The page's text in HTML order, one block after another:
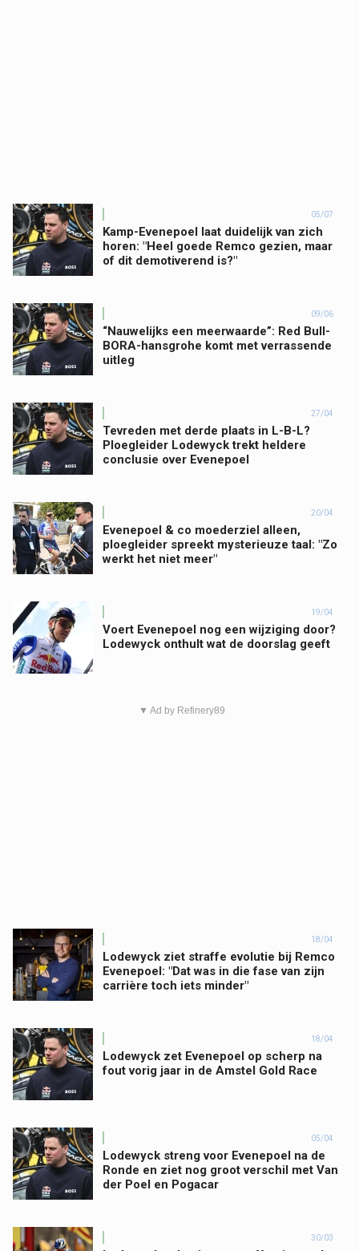
05/07
Kamp-Evenepoel laat duidelijk van zich
horen: "Heel goede Remco gezien, maar
of dit demotiverend is?"
09/06
“Nauwelijks een meerwaarde”: Red Bull-
BORA-hansgrohe komt met verrassende
uitleg
27/04
Tevreden met derde plaats in L-B-L?
Ploegleider Lodewyck trekt heldere
conclusie over Evenepoel
20/04
Evenepoel & co moederziel alleen,
ploegleider spreekt mysterieuze taal: "Zo
werkt het niet meer"
19/04
Voert Evenepoel nog een wijziging door?
Lodewyck onthult wat de doorslag geeft
▼ Ad by Refinery89
18/04
Lodewyck ziet straffe evolutie bij Remco
Evenepoel: "Dat was in die fase van zijn
carrière toch iets minder"
18/04
Lodewyck zet Evenepoel op scherp na
fout vorig jaar in de Amstel Gold Race
05/04
Lodewyck streng voor Evenepoel na de
Ronde en ziet nog groot verschil met Van
der Poel en Pogacar
30/03